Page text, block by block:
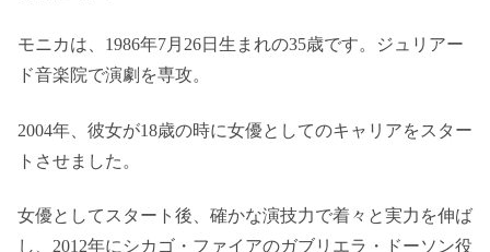
モニカは、1986年7月26日生まれの35歳です。ジュリアー
ド音楽院で演劇を専攻。
2004年、彼女が18歳の時に女優としてのキャリアをスター
トさせました。
女優としてスタート後、確かな演技力で着々と実力を伸ば
し、2012年にシカゴ・ファイアのガブリエラ・ドーソン役